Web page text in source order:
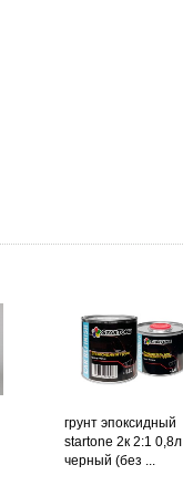
грунт эпоксидный
startone 2к 2:1 0,8л
черный (без ...